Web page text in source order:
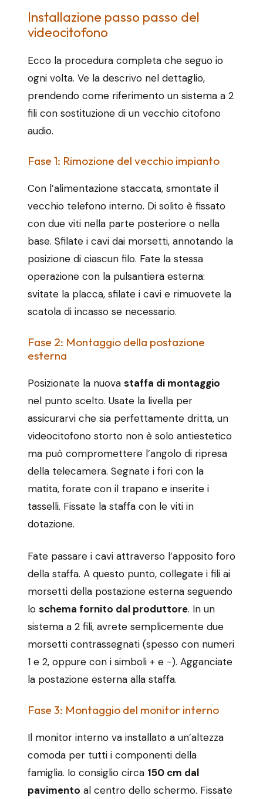
Installazione passo passo del
videocitofono
Ecco la procedura completa che seguo io
ogni volta. Ve la descrivo nel dettaglio,
prendendo come riferimento un sistema a 2
fili con sostituzione di un vecchio citofono
audio.
Fase 1: Rimozione del vecchio impianto
Con l’alimentazione staccata, smontate il
vecchio telefono interno. Di solito è fissato
con due viti nella parte posteriore o nella
base. Sfilate i cavi dai morsetti, annotando la
posizione di ciascun filo. Fate la stessa
operazione con la pulsantiera esterna:
svitate la placca, sfilate i cavi e rimuovete la
scatola di incasso se necessario.
Fase 2: Montaggio della postazione
esterna
Posizionate la nuova staffa di montaggio
nel punto scelto. Usate la livella per
assicurarvi che sia perfettamente dritta, un
videocitofono storto non è solo antiestetico
ma può compromettere l’angolo di ripresa
della telecamera. Segnate i fori con la
matita, forate con il trapano e inserite i
tasselli. Fissate la staffa con le viti in
dotazione.
Fate passare i cavi attraverso l’apposito foro
della staffa. A questo punto, collegate i fili ai
morsetti della postazione esterna seguendo
lo schema fornito dal produttore. In un
sistema a 2 fili, avrete semplicemente due
morsetti contrassegnati (spesso con numeri
1 e 2, oppure con i simboli + e −). Agganciate
la postazione esterna alla staffa.
Fase 3: Montaggio del monitor interno
Il monitor interno va installato a un’altezza
comoda per tutti i componenti della
famiglia. Io consiglio circa 150 cm dal
pavimento al centro dello schermo. Fissate